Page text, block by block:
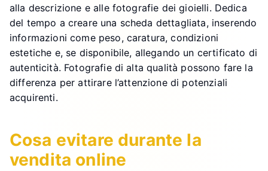
alla descrizione e alle fotografie dei gioielli. Dedica
del tempo a creare una scheda dettagliata, inserendo
informazioni come peso, caratura, condizioni
estetiche e, se disponibile, allegando un certificato di
autenticità. Fotografie di alta qualità possono fare la
differenza per attirare l’attenzione di potenziali
acquirenti.
Cosa evitare durante la
vendita online